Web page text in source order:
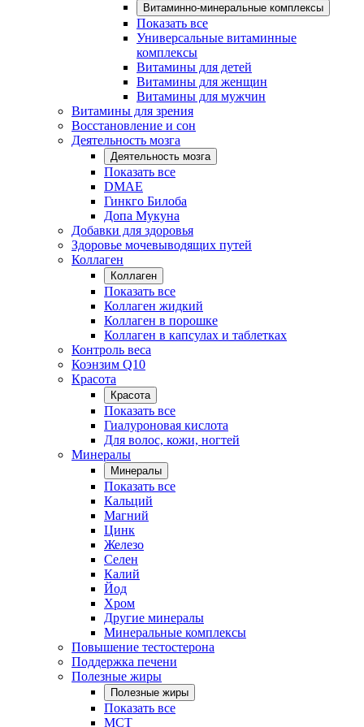
Витаминно-минеральные комплексы
Показать все
Универсальные витаминные
комплексы
Витамины для детей
Витамины для женщин
Витамины для мужчин
Витамины для зрения
Восстановление и сон
Деятельность мозга
Деятельность мозга
Показать все
DMAE
Гинкго Билоба
Допа Мукуна
Добавки для здоровья
Здоровье мочевыводящих путей
Коллаген
Коллаген
Показать все
Коллаген жидкий
Коллаген в порошке
Коллаген в капсулах и таблетках
Контроль веса
Коэнзим Q10
Красота
Красота
Показать все
Гиалуроновая кислота
Для волос, кожи, ногтей
Минералы
Минералы
Показать все
Кальций
Магний
Цинк
Железо
Селен
Калий
Йод
Хром
Другие минералы
Минеральные комплексы
Повышение тестостерона
Поддержка печени
Полезные жиры
Полезные жиры
Показать все
MCT